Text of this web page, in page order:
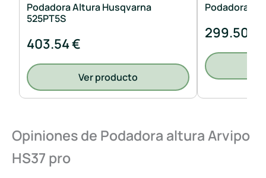
Podadora Altura Husqvarna
525PT5S
403.54 €
Ver producto
Podadora
299.50 €
Opiniones de Podadora altura Arvipo
HS37 pro